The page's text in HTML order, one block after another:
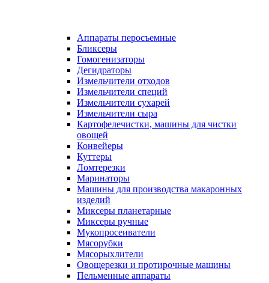
Аппараты перосъемные
Бликсеры
Гомогенизаторы
Дегидраторы
Измельчители отходов
Измельчители специй
Измельчители сухарей
Измельчители сыра
Картофелечистки, машины для чистки
овощей
Конвейеры
Куттеры
Ломтерезки
Маринаторы
Машины для производства макаронных
изделий
Миксеры планетарные
Миксеры ручные
Мукопросеиватели
Мясорубки
Мясорыхлители
Овощерезки и протирочные машины
Пельменные аппараты